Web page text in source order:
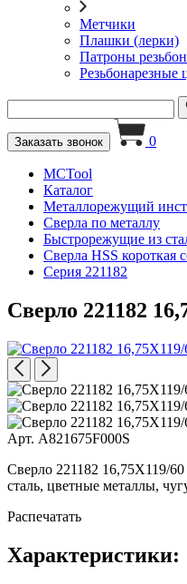
Метчики
Плашки (лерки)
Патроны
Резьбонарезные
Заказать звонок 0
MCTool
Каталог
Металлорежущий
Сверла по металлу
Быстрорежущие из
Сверла HSS короткая
Серия 221182
Сверло 221182
Арт. A821675F000S
Сверло 221182 16,75X119/
сталь, цветные металлы,
Распечатать
Характеристики: